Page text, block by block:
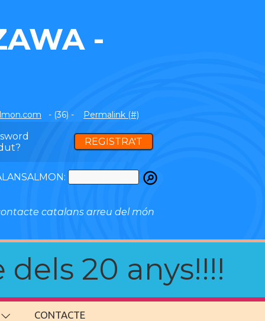
-
- (36) - Permalink (#)
REGISTRA'T
catalans arreu del món
20 anys!!!!
CONTACTE